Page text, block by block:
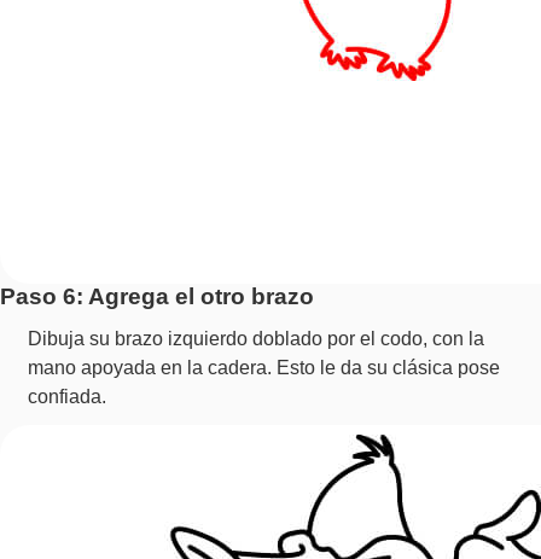
Paso 6: Agrega el otro brazo
Dibuja su brazo izquierdo doblado por el codo, con la
mano apoyada en la cadera. Esto le da su clásica pose
confiada.